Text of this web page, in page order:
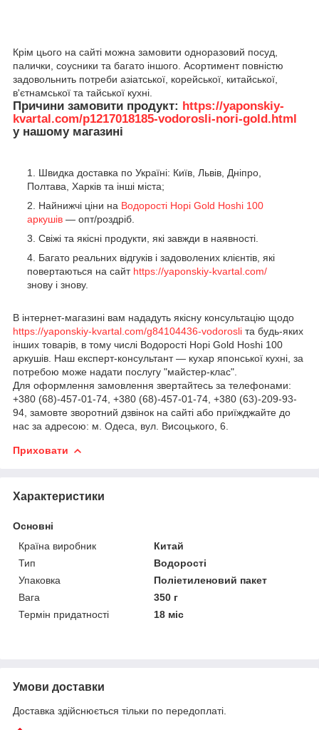
Крім цього на сайті можна замовити одноразовий посуд,
палички, соусники та багато іншого. Асортимент повністю
задовольнить потреби азіатської, корейської, китайської,
в'єтнамської та тайської кухні.
Причини замовити продукт: https://yaponskiy-
kvartal.com/p1217018185-vodorosli-nori-gold.html
у нашому магазині
Швидка доставка по Україні: Київ, Львів, Дніпро,
Полтава, Харків та інші міста;
Найнижчі ціни на Водорості Норі Gold Hoshi 100
аркушів — опт/роздріб.
Свіжі та якісні продукти, які завжди в наявності.
Багато реальних відгуків і задоволених клієнтів, які
повертаються на сайт https://yaponskiy-kvartal.com/
знову і знову.
В інтернет-магазині вам нададуть якісну консультацію щодо
https://yaponskiy-kvartal.com/g84104436-vodorosli та будь-яких
інших товарів, в тому числі Водорості Норі Gold Hoshi 100
аркушів. Наш експерт-консультант — кухар японської кухні, за
потребою може надати послугу "майстер-клас".
Для оформлення замовлення звертайтесь за телефонами:
+380 (68)-457-01-74, +380 (68)-457-01-74, +380 (63)-209-93-
94, замовте зворотний дзвінок на сайті або приїжджайте до
нас за адресою: м. Одеса, вул. Висоцького, 6.
Приховати
Характеристики
Основні
Країна виробник
Китай
Тип
Водорості
Упаковка
Поліетиленовий пакет
Вага
350 г
Термін придатності
18 міс
Умови доставки
Доставка здійснюється тільки по передоплаті.